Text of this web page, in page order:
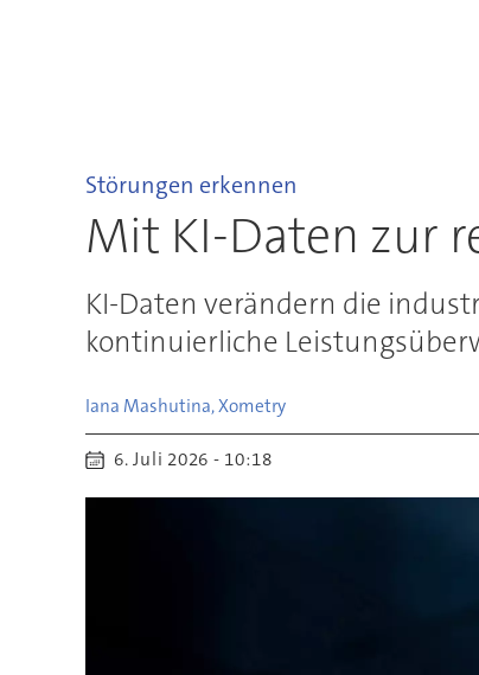
Störungen erkennen
Mit KI-Daten zur
KI-Daten verändern die
kontinuierliche
Iana Mashutina, Xometry
6. Juli 2026 - 10:18